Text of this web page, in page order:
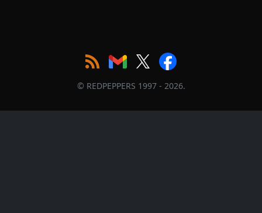
© REDPEPPERS 1997 - 2026.